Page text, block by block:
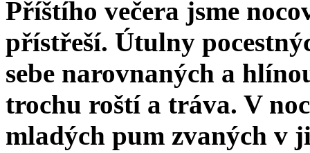
Příštího večera jsme
přístřeší. Útulny
sebe narovnaných a
trochu roští a tráva. V
mladých pum zvaných v